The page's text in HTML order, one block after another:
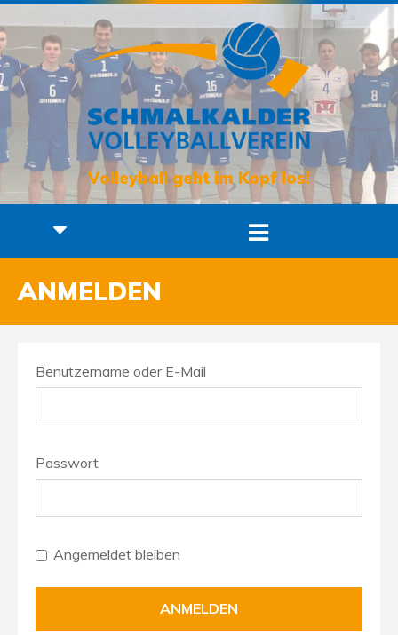
Volleyball geht im Kopf los!
ANMELDEN
Benutzername oder E-Mail
Passwort
Angemeldet bleiben